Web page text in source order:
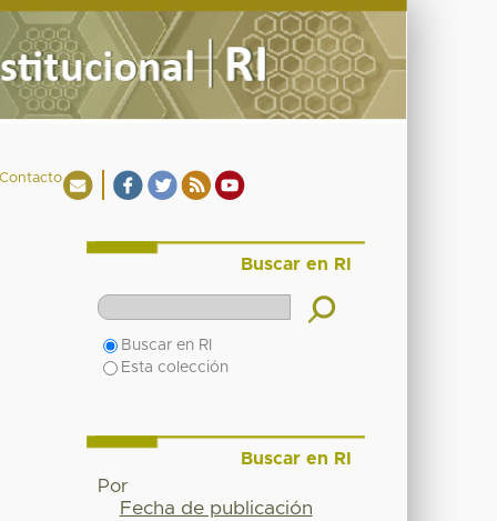
Contacto
Buscar en RI
Buscar en RI
Esta colección
Buscar en RI
Por
Fecha de publicación